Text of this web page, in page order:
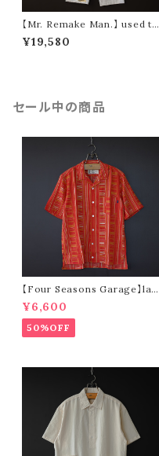
【Mr. Remake Man.】 used ta
pestry remake pants ④ (siz
e M)
¥19,580
セール中の商品
【Four Seasons Garage】lad
der stripe open collar s/s s
hirt (orange)
¥6,600
50%OFF